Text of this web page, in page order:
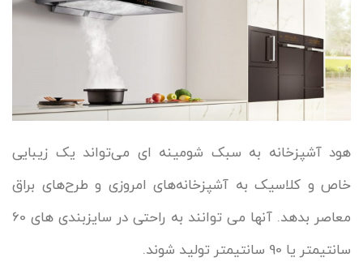
هود آشپزخانه به سبک شومینه ای می‌تواند یک زیبایی
خاص و کلاسیک به آشپزخانه‌های امروزی و طرح‌های براق
معاصر بدهد. آنها می توانند به راحتی در سایزبندی های 60
سانتیمتر یا 90 سانتیمتر تولید شوند.